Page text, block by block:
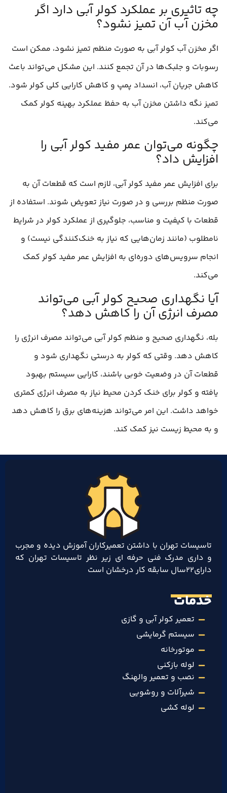
چه تاثیری بر عملکرد کولر آبی دارد اگر
مخزن آب آن تمیز نشود؟
اگر مخزن آب کولر آبی به صورت منظم تمیز نشود، ممکن است
رسوبات و جلبک‌ها در آن تجمع کنند. این مشکل می‌تواند باعث
کاهش جریان آب، انسداد پمپ و کاهش کارایی کلی کولر شود.
تمیز نگه داشتن مخزن آب به حفظ عملکرد بهینه کولر کمک
می‌کند.
چگونه می‌توان عمر مفید کولر آبی را
افزایش داد؟
برای افزایش عمر مفید کولر آبی، لازم است که قطعات آن به
صورت منظم بررسی و در صورت نیاز تعویض شوند. استفاده از
قطعات با کیفیت و مناسب، جلوگیری از عملکرد کولر در شرایط
نامطلوب (مانند زمان‌هایی که نیاز به خنک‌کنندگی نیست) و
انجام سرویس‌های دوره‌ای به افزایش عمر مفید کولر کمک
می‌کند.
آیا نگهداری صحیح کولر آبی می‌تواند
مصرف انرژی آن را کاهش دهد؟
بله، نگهداری صحیح و منظم کولر آبی می‌تواند مصرف انرژی را
کاهش دهد. وقتی که کولر به درستی نگهداری شود و
قطعات آن در وضعیت خوبی باشند، کارایی سیستم بهبود
یافته و کولر برای خنک کردن محیط نیاز به مصرف انرژی کمتری
خواهد داشت. این امر می‌تواند هزینه‌های برق را کاهش دهد
و به محیط زیست نیز کمک کند.
تاسیسات تهران با داشتن تعمیرکاران آموزش دیده و مجرب
و داری مدرک فنی حرفه ای زیر نظر تاسیسات تهران که
دارای۲۲سال سابقه کار درخشان است
خدمات
تعمیر کولر آبی و گازی
سیستم گرمایشی
موتورخانه
لوله بازکنی
نصب و تعمیر والهنگ
شیرآلات و روشویی
لوله کشی